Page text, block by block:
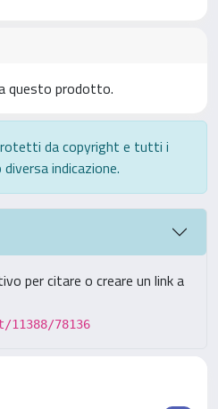
questo prodotto.
da copyright e tutti i
indicazione.
per citare o creare un link a
78136